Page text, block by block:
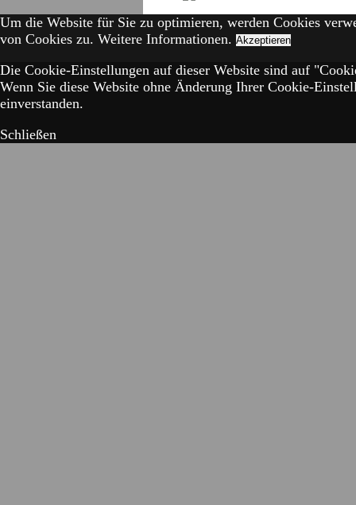
Um die Website für Sie zu optimieren, werden Cookies
von Cookies zu. Weitere Informationen. Akzeptieren
Die Cookie-Einstellungen auf dieser Website sind auf
Wenn Sie diese Website ohne Änderung Ihrer Cookie-
einverstanden.
Schließen